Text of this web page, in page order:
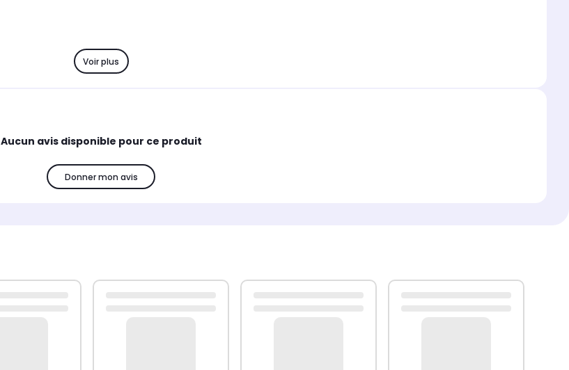
Voir plus
Aucun avis disponible pour ce produit
Donner mon avis